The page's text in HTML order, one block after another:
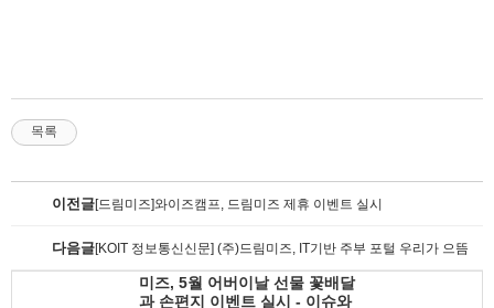
목록
이전글[드림미즈]와이즈캠프, 드림미즈 제휴 이벤트 실시
다음글[KOIT 정보통신신문] (주)드림미즈, IT기반 주부 포털 우리가 으뜸
미즈, 5월 어버이날 선물 꽃배달
과 손편지 이벤트 실시 - 이슈와